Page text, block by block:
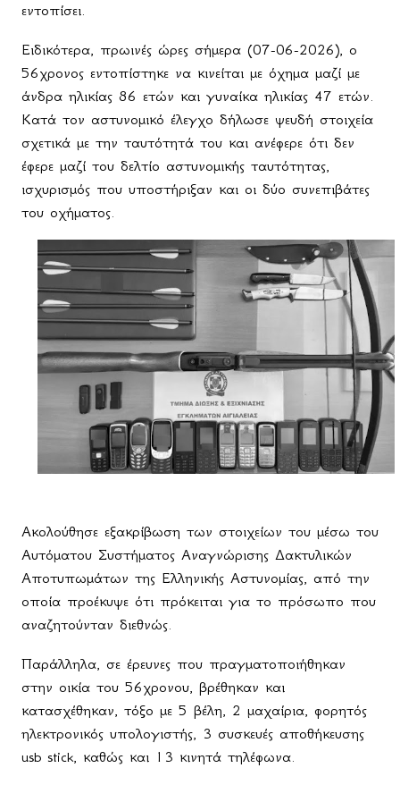
εντοπίσει.
Ειδικότερα, πρωινές ώρες σήμερα (07-06-2026), ο
56χρονος εντοπίστηκε να κινείται με όχημα μαζί με
άνδρα ηλικίας 86 ετών και γυναίκα ηλικίας 47 ετών.
Κατά τον αστυνομικό έλεγχο δήλωσε ψευδή στοιχεία
σχετικά με την ταυτότητά του και ανέφερε ότι δεν
έφερε μαζί του δελτίο αστυνομικής ταυτότητας,
ισχυρισμός που υποστήριξαν και οι δύο συνεπιβάτες
του οχήματος.
Ακολούθησε εξακρίβωση των στοιχείων του μέσω του
Αυτόματου Συστήματος Αναγνώρισης Δακτυλικών
Αποτυπωμάτων της Ελληνικής Αστυνομίας, από την
οποία προέκυψε ότι πρόκειται για το πρόσωπο που
αναζητούνταν διεθνώς.
Παράλληλα, σε έρευνες που πραγματοποιήθηκαν
στην οικία του 56χρονου, βρέθηκαν και
κατασχέθηκαν, τόξο με 5 βέλη, 2 μαχαίρια, φορητός
ηλεκτρονικός υπολογιστής, 3 συσκευές αποθήκευσης
usb stick, καθώς και 13 κινητά τηλέφωνα.